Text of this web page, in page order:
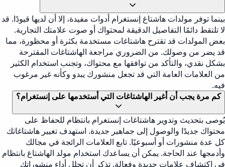
بينما توفر مولدات هاشتاغ إنستغرام أدوات مفيدة، إلا أن لديها قيودًا. قد
لا تلتقط دائمًا التفاصيل الدقيقة لمحتواك أو صوت علامتك التجارية.
بعض المولدات قد تقترح هاشتاغات مستخدمة بكثرة أو محظورة، مما
قد يضر من وصولك. من الضروري مراجعة الهاشتاغات المقترحة
بشكل نقدي، والتأكد من توافقها مع محتواك، وتجنب استخدام الكثير
من العلامات العامة التي قد تجعل منشورك يبدو وكأنه غير مرغوب
فيه.
كم مرة يجب أن أغير الهاشتاغات التي أستخدمها على إنستغرام؟
يُوصى بتحديث وتدوير هاشتاغات إنستغرام بانتظام للحفاظ على
محتواك جديدًا والوصول إلى جماهير جديدة. استهدف تغيير هاشتاغاتك
كل عدة منشورات أو أسبوعيًا. تابع العلامات الرائجة في مجالك
وأدمجها عند الحاجة. يمكن أن يساعدك استخدام مولد الهاشتاغ بانتظام
في اكتشاف علامات جديدة وفعالة. تذكر أن تحلل أداء منشوراتك